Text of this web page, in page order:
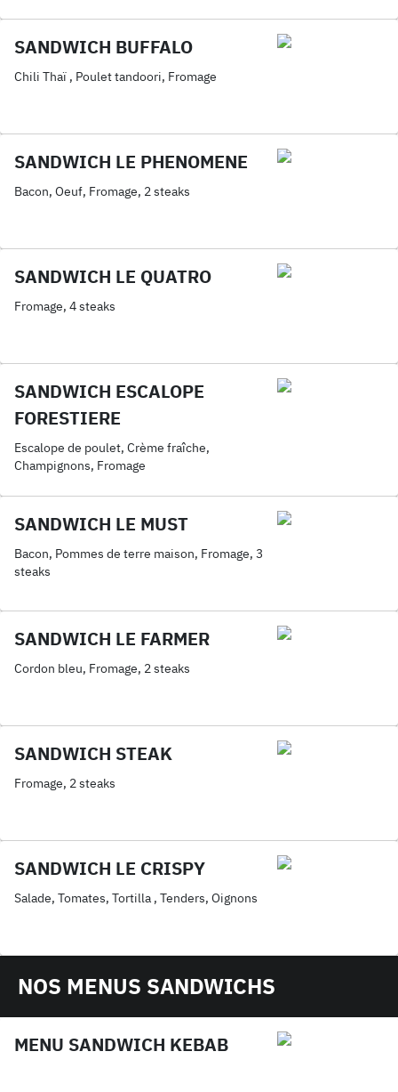
SANDWICH BUFFALO
Chili Thaï , Poulet tandoori, Fromage
SANDWICH LE PHENOMENE
Bacon, Oeuf, Fromage, 2 steaks
SANDWICH LE QUATRO
Fromage, 4 steaks
SANDWICH ESCALOPE
FORESTIERE
Escalope de poulet, Crème fraîche,
Champignons, Fromage
SANDWICH LE MUST
Bacon, Pommes de terre maison, Fromage, 3
steaks
SANDWICH LE FARMER
Cordon bleu, Fromage, 2 steaks
SANDWICH STEAK
Fromage, 2 steaks
SANDWICH LE CRISPY
Salade, Tomates, Tortilla , Tenders, Oignons
NOS MENUS SANDWICHS
MENU SANDWICH KEBAB